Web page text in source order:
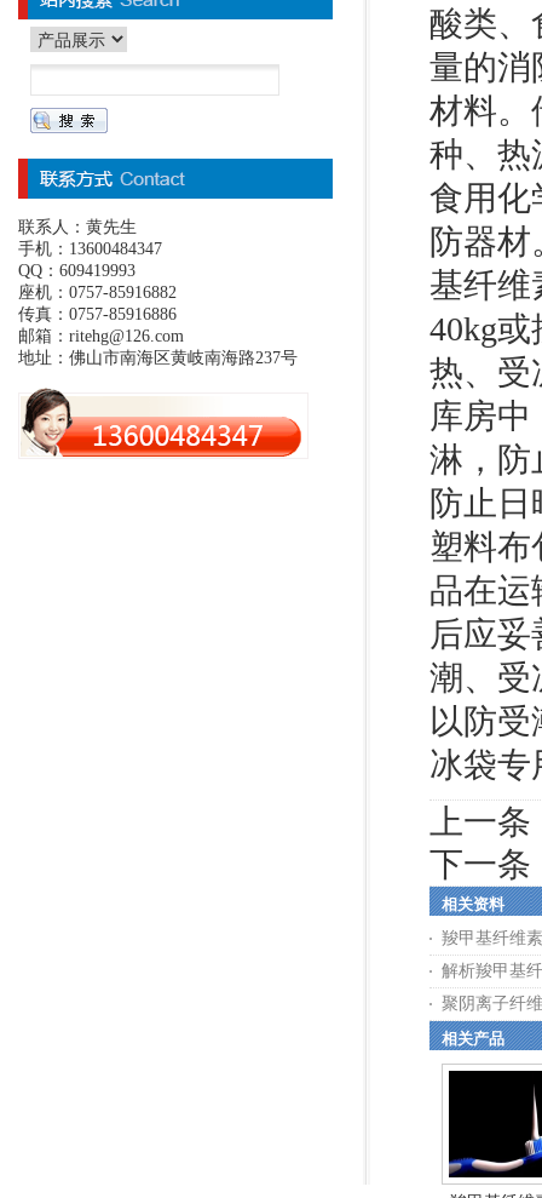
酸类、
量的消
材料。
种、热
食用化
防器
基纤维
40kg
热、受
库房
淋，防
防止
塑料布
品在运
后应
潮、受
以防
冰袋专
上一
下一条
相关资料
羧甲基纤维
解析羧甲基
聚阴离子纤
相关产品
联系人：黄先生
手机：13600484347
QQ：609419993
座机：0757-85916882
传真：0757-85916886
邮箱：ritehg@126.com
地址：佛山市南海区黄岐南海路237号